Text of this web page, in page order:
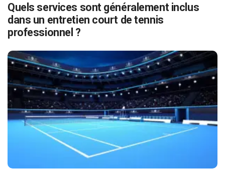
Quels services sont généralement inclus
dans un entretien court de tennis
professionnel ?